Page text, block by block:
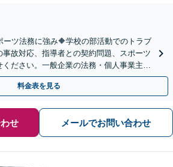
ーツ法務に強み🔶学校の部活動でのトラブ
故対応、指導者との契約問題、スポーツ
ださい。一般企業の法務・個人事業主の
【三ノ宮駅6分】
料金表を見る
せ メールでお問い合わせ